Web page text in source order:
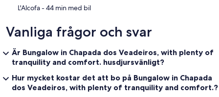
‪L'Alcofa - ‬44 min med bil
Vanliga frågor och svar
Är Bungalow in Chapada dos Veadeiros, with plenty of
tranquility and comfort. husdjursvänligt?
Hur mycket kostar det att bo på Bungalow in Chapada
dos Veadeiros, with plenty of tranquility and comfort.?